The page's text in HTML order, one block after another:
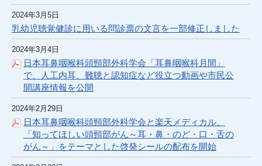
2024年3月5日
乳幼児聴覚健診に用いる問診票の文言を一部修正しました
2024年3月4日
日本耳鼻咽喉科頭頸部外科学会「耳鼻咽喉科月間」
で、人工内耳、難聴と認知症など役立つ動画や市民公
開講座情報を公開
2024年2月29日
日本耳鼻咽喉科頭頸部外科学会と楽天メディカル、
「知ってほしい頭頸部がん～耳・鼻・のど・口・舌の
がん～」をテーマとした啓発シールの配布を開始